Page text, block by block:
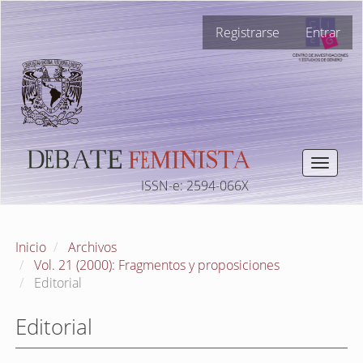
Navegación
principal
Contenido
principal
Barra
lateral
Registrarse Entrar
Toggle
ISSN-e: 2594-066X
Inicio
Archivos
Vol. 21 (2000): Fragmentos y proposiciones
Editorial
Editorial